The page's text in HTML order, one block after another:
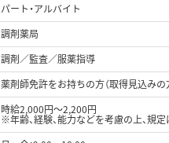
パート・アルバイト
調剤薬局
調剤／監査／服薬指導
薬剤師免許をお持ちの方（取得見込みの
時給2,000円～2,200円
※年齢、経験、能力などを考慮の上、規